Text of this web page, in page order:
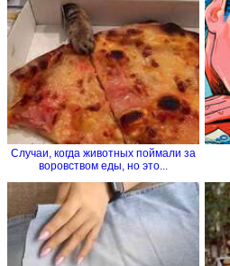
Случаи, когда животных поймали за
воровством еды, но это...